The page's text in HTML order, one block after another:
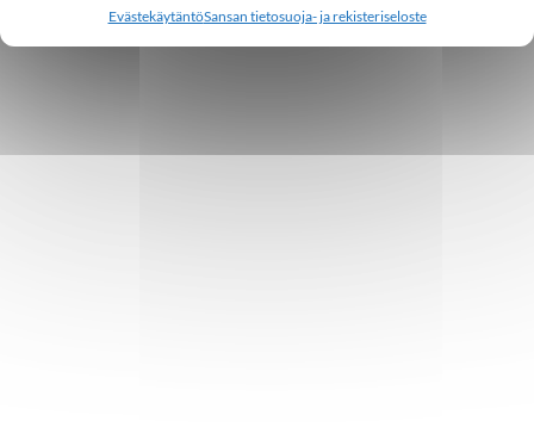
EvästekäytäntöSansan tietosuoja- ja rekisteriseloste